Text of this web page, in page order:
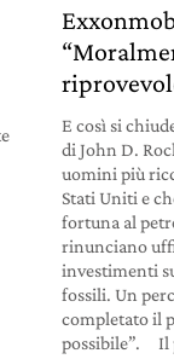
E così si
di John D.
uomini più
Stati Uniti e
fortuna al
rinunciano
investimenti
fossili. Un
completato il
possibile”. Il